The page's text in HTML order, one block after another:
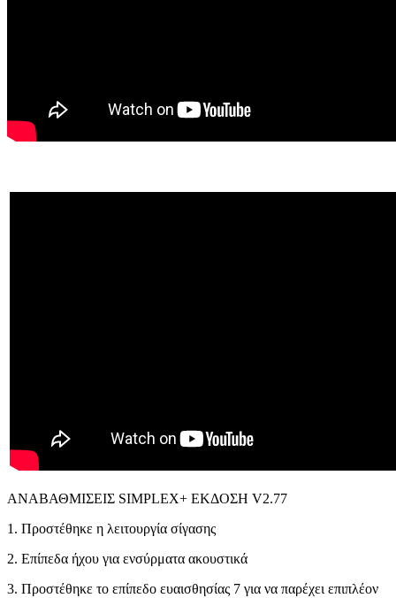
ΑΝΑΒΑΘΜΙΣΕΙΣ SIMPLEX+ ΕΚΔΟΣΗ V2.77
1. Προστέθηκε η λειτουργία σίγασης
2. Επίπεδα ήχου για ενσύρματα ακουστικά
3. Προστέθηκε το επίπεδο ευαισθησίας 7 για να παρέχει επιπλέον